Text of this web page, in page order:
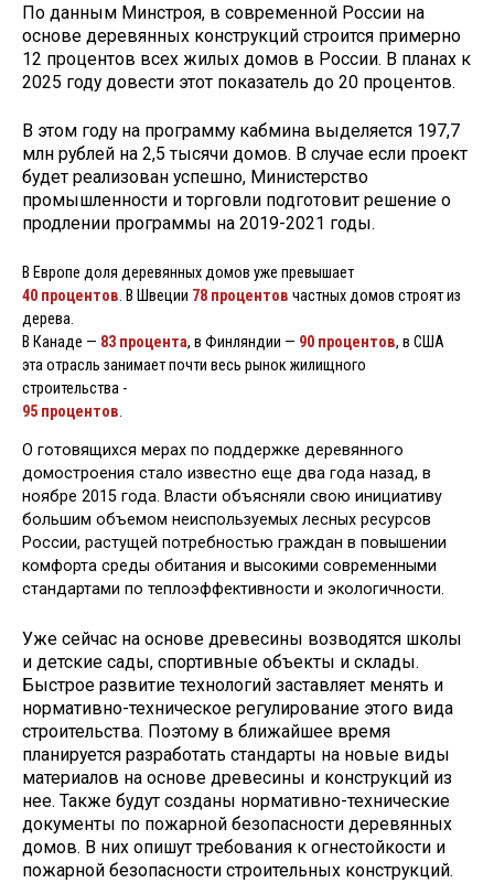
По данным Минстроя, в современной России на
основе деревянных конструкций строится примерно
12 процентов всех жилых домов в России. В планах к
2025 году довести этот показатель до 20 процентов.
В этом году на программу кабмина выделяется 197,7
млн рублей на 2,5 тысячи домов. В случае если проект
будет реализован успешно, Министерство
промышленности и торговли подготовит решение о
продлении программы на 2019-2021 годы.
В Европе доля деревянных домов уже превышает
40 процентов. В Швеции 78 процентов частных домов строят из
дерева.
В Канаде — 83 процента, в Финляндии — 90 процентов, в США
эта отрасль занимает почти весь рынок жилищного
строительства -
95 процентов.
О готовящихся мерах по поддержке деревянного
домостроения стало известно еще два года назад, в
ноябре 2015 года. Власти объясняли свою инициативу
большим объемом неиспользуемых лесных ресурсов
России, растущей потребностью граждан в повышении
комфорта среды обитания и высокими современными
стандартами по теплоэффективности и экологичности.
Уже сейчас на основе древесины возводятся школы
и детские сады, спортивные объекты и склады.
Быстрое развитие технологий заставляет менять и
нормативно-техническое регулирование этого вида
строительства. Поэтому в ближайшее время
планируется разработать стандарты на новые виды
материалов на основе древесины и конструкций из
нее. Также будут созданы нормативно-технические
документы по пожарной безопасности деревянных
домов. В них опишут требования к огнестойкости и
пожарной безопасности строительных конструкций.